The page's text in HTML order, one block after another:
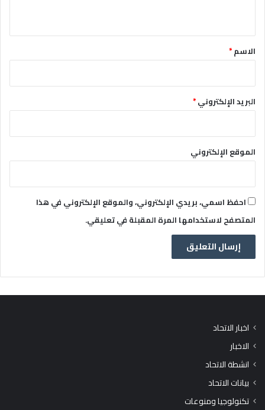
*الاسم*
البريد الإلكتروني*
الموقع الإلكتروني
احفظ اسمي، بريدي الإلكتروني، والموقع الإلكتروني في هذا
المتصفح لاستخدامها المرة المقبلة في تعليقي.
اخبار الاتحاد
الاخبار
انشطة الاتحاد
بيانات الاتحاد
تكنولوجيا ومنوعات